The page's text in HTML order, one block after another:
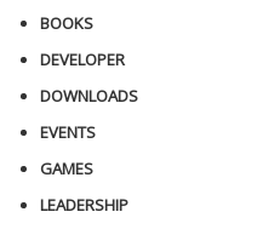
BOOKS
DEVELOPER
DOWNLOADS
EVENTS
GAMES
LEADERSHIP